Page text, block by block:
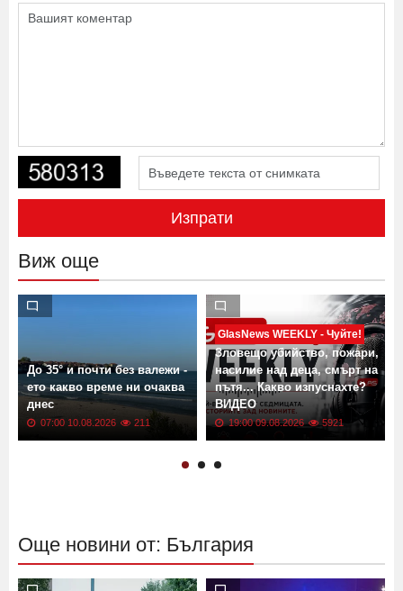
Изпрати
Виж още
До 35° и почти без валежи -
ето какво време ни очаква
днес
07:00 10.08.2026 211
GlasNews WEEKLY - Чуйте!
Зловещо убийство, пожари,
насилие над деца, смърт на
пътя... Какво изпуснахте?
ВИДЕО
19:00 09.08.2026 5921
Още новини от: България